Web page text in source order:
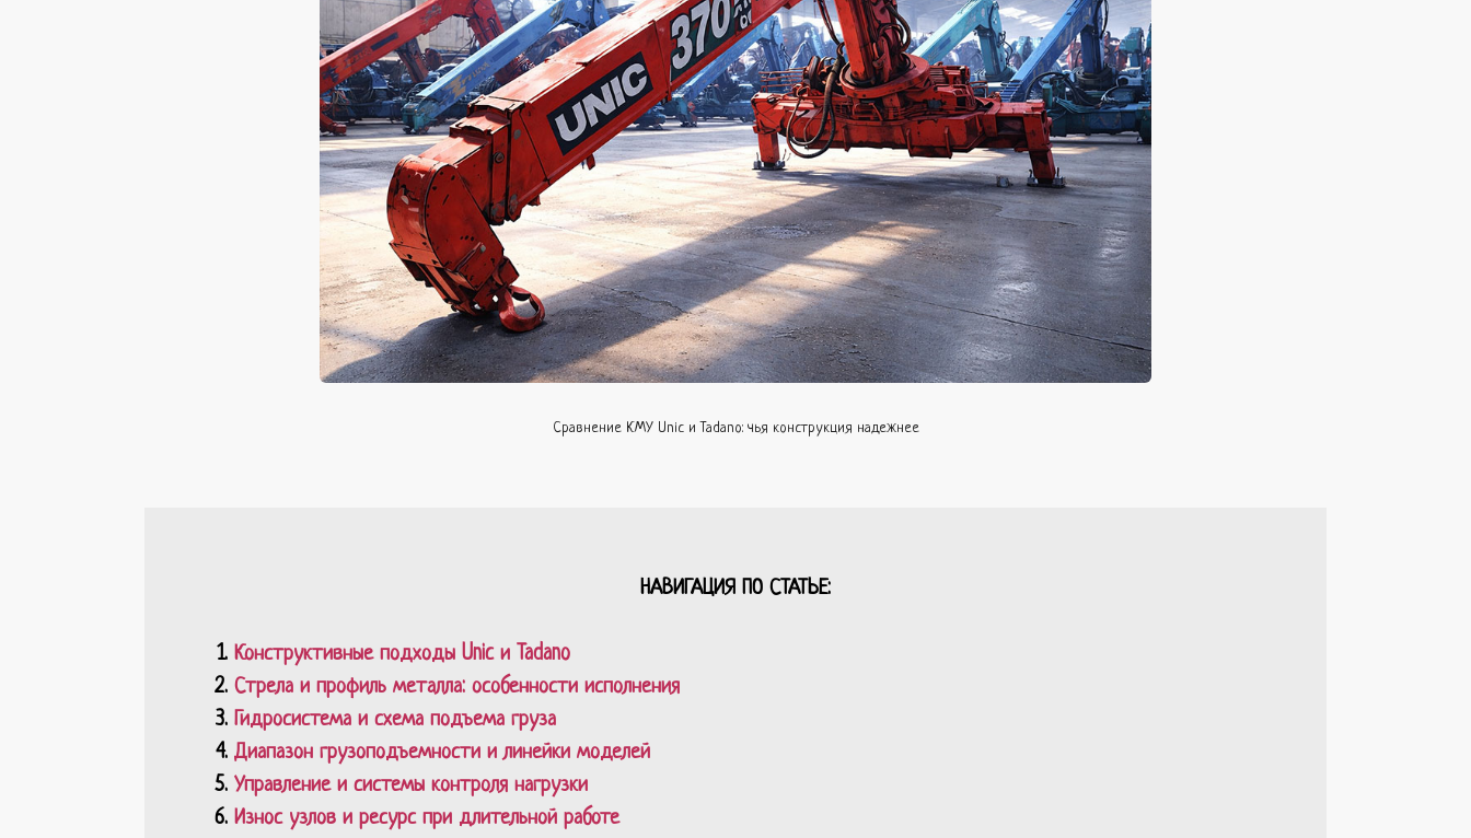
Сравнение КМУ Unic и Tadano: чья конструкция надежнее
НАВИГАЦИЯ ПО СТАТЬЕ:
Конструктивные подходы Unic и Tadano
Стрела и профиль металла: особенности исполнения
Гидросистема и схема подъема груза
Диапазон грузоподъемности и линейки моделей
Управление и системы контроля нагрузки
Износ узлов и ресурс при длительной работе